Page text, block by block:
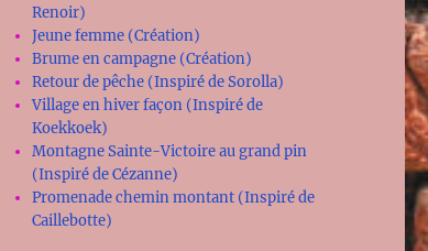
Renoir)
Jeune femme (Création)
Brume en campagne (Création)
Retour de pêche (Inspiré de Sorolla)
Village en hiver façon (Inspiré de
Koekkoek)
Montagne Sainte-Victoire au grand pin
(Inspiré de Cézanne)
Promenade chemin montant (Inspiré de
Caillebotte)